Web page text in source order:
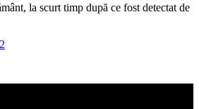
la scurt timp după ce fost detectat de